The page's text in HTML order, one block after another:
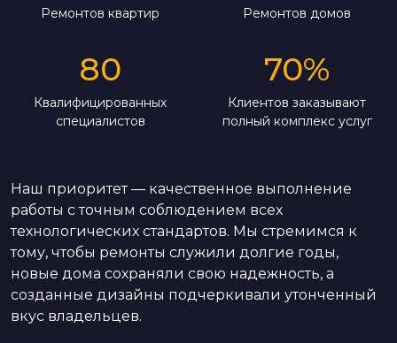
Ремонтов квартир Ремонтов домов
80
Квалифицированных
специалистов
70%
Клиентов заказывают
полный комплекс услуг
Наш приоритет — качественное выполнение
работы с точным соблюдением всех
технологических стандартов. Мы стремимся к
тому, чтобы ремонты служили долгие годы,
новые дома сохраняли свою надежность, а
созданные дизайны подчеркивали утонченный
вкус владельцев.